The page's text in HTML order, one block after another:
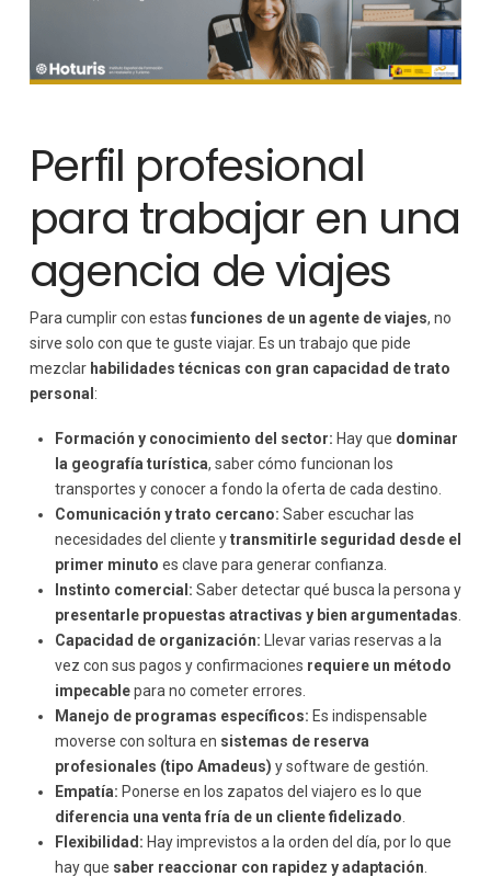
Perfil profesional
para trabajar en una
agencia de viajes
Para cumplir con estas funciones de un agente de viajes, no
sirve solo con que te guste viajar. Es un trabajo que pide
mezclar habilidades técnicas con gran capacidad de trato
personal :
Formación y conocimiento del sector: Hay que dominar
la geografía turística, saber cómo funcionan los
transportes y conocer a fondo la oferta de cada destino.
Comunicación y trato cercano: Saber escuchar las
necesidades del cliente ytransmitirle seguridad desde el
primer minuto es clave para generar confianza.
Instinto comercial: Saber detectar qué busca la persona y
presentarle propuestas atractivas y bien argumentadas
Capacidad de organización: Llevar varias reservas a la
vez con sus pagos y confirmaciones requiere un método
impecablepara no cometer errores.
Manejo de programas específicos: Es indispensable
moverse con soltura en sistemas de reserva
profesionales (tipo Amadeus) y software de gestión.
Empatía: Ponerse en los zapatos del viajero es lo que
diferencia una venta fría de un cliente fidelizado
Flexibilidad: Hay imprevistos a la orden del día, por lo que
hay que saber reaccionar con rapidez y adaptación